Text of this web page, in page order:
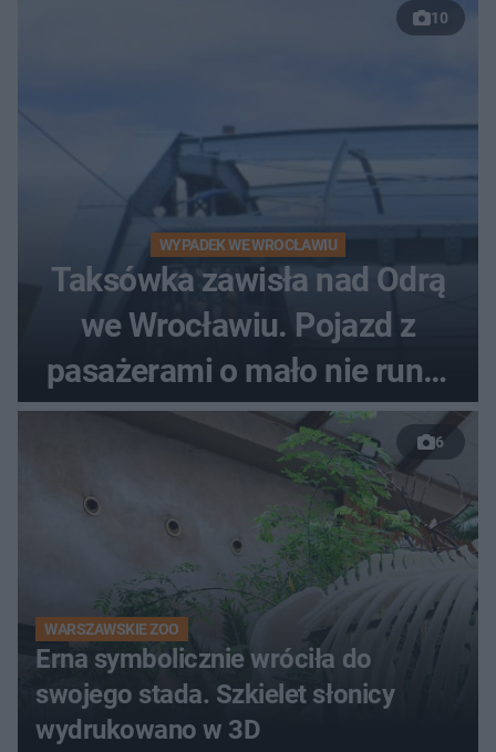
10
WYPADEK WE WROCŁAWIU
Taksówka zawisła nad Odrą
we Wrocławiu. Pojazd z
pasażerami o mało nie runął
do rzeki
6
WARSZAWSKIE ZOO
Erna symbolicznie wróciła do
swojego stada. Szkielet słonicy
wydrukowano w 3D